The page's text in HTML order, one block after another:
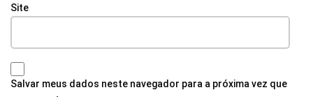
Site
Salvar meus dados neste navegador para a próxima vez que